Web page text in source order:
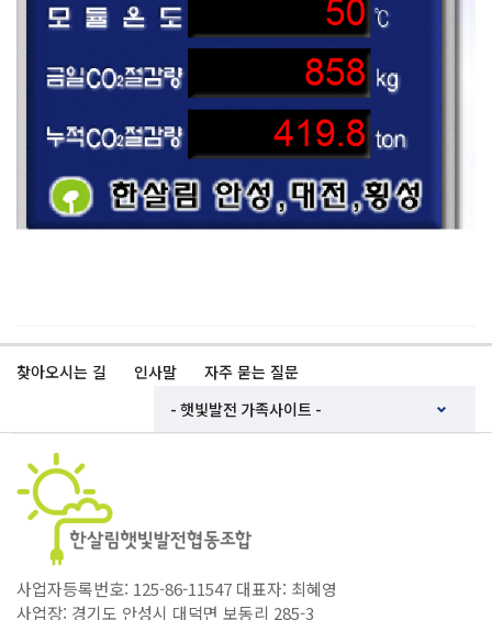
찾아오시는 길 인사말 자주 묻는 질문
사업자등록번호: 125-86-11547 대표자: 최혜영
사업장: 경기도 안성시 대덕면 보동리 285-3